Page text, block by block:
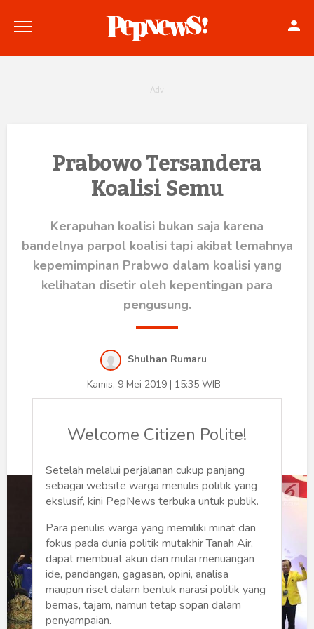
Politik
Hankam
Internasional
Bisnis
Wanita
Prabowo Tersandera
Koalisi Semu
Kerapuhan koalisi bukan saja karena
bandelnya parpol koalisi tapi akibat lemahnya
kepemimpinan Prabwo dalam koalisi yang
kelihatan disetir oleh kepentingan para
pengusung.
Shulhan Rumaru
Kamis, 9 Mei 2019 | 15:35 WIB
Welcome Citizen Polite!
Setelah melalui perjalanan cukup panjang
sebagai website warga menulis politik yang
ekslusif, kini PepNews terbuka untuk publik.
Para penulis warga yang memiliki minat dan
fokus pada dunia politik mutakhir Tanah Air,
dapat membuat akun dan mulai menuangan
ide, pandangan, gagasan, opini, analisa
maupun riset dalam bentuk narasi politik yang
bernas, tajam, namun tetap sopan dalam
penyampaian.